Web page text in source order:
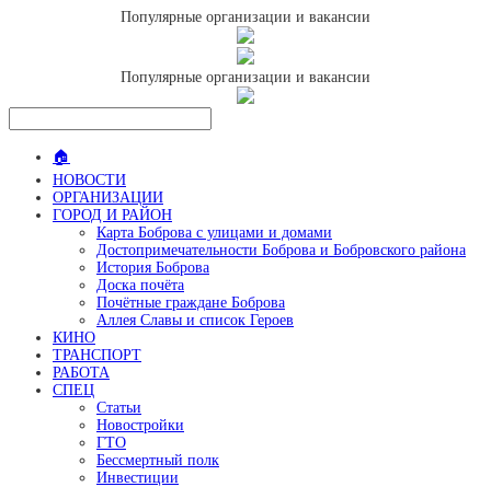
Популярные организации и вакансии
Популярные организации и вакансии
🏠
НОВОСТИ
ОРГАНИЗАЦИИ
ГОРОД И РАЙОН
Карта Боброва с улицами и домами
Достопримечательности Боброва и Бобровского района
История Боброва
Доска почёта
Почётные граждане Боброва
Аллея Славы и список Героев
КИНО
ТРАНСПОРТ
РАБОТА
СПЕЦ
Статьи
Новостройки
ГТО
Бессмертный полк
Инвестиции